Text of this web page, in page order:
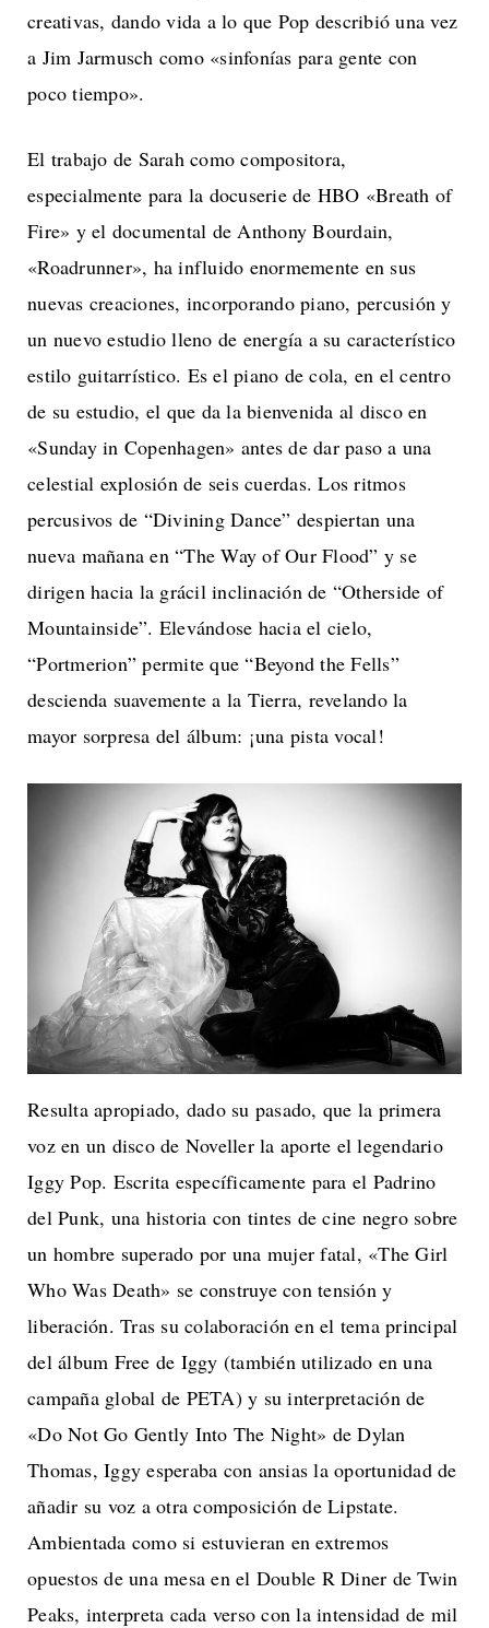
creativas, dando vida a lo que Pop describió una vez
a Jim Jarmusch como «sinfonías para gente con
poco tiempo».
El trabajo de Sarah como compositora,
especialmente para la docuserie de HBO «Breath of
Fire» y el documental de Anthony Bourdain,
«Roadrunner», ha influido enormemente en sus
nuevas creaciones, incorporando piano, percusión y
un nuevo estudio lleno de energía a su característico
estilo guitarrístico. Es el piano de cola, en el centro
de su estudio, el que da la bienvenida al disco en
«Sunday in Copenhagen» antes de dar paso a una
celestial explosión de seis cuerdas. Los ritmos
percusivos de “Divining Dance” despiertan una
nueva mañana en “The Way of Our Flood” y se
dirigen hacia la grácil inclinación de “Otherside of
Mountainside”. Elevándose hacia el cielo,
“Portmerion” permite que “Beyond the Fells”
descienda suavemente a la Tierra, revelando la
mayor sorpresa del álbum: ¡una pista vocal!
Resulta apropiado, dado su pasado, que la primera
voz en un disco de Noveller la aporte el legendario
Iggy Pop. Escrita específicamente para el Padrino
del Punk, una historia con tintes de cine negro sobre
un hombre superado por una mujer fatal, «The Girl
Who Was Death» se construye con tensión y
liberación. Tras su colaboración en el tema principal
del álbum Free de Iggy (también utilizado en una
campaña global de PETA) y su interpretación de
«Do Not Go Gently Into The Night» de Dylan
Thomas, Iggy esperaba con ansias la oportunidad de
añadir su voz a otra composición de Lipstate.
Ambientada como si estuvieran en extremos
opuestos de una mesa en el Double R Diner de Twin
Peaks, interpreta cada verso con la intensidad de mil